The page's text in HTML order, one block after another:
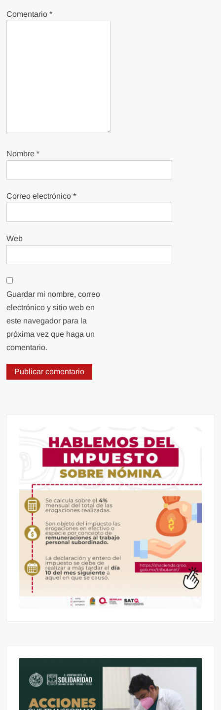
Comentario*
Nombre*
Correo electrónico*
Web
Guardar mi nombre, correo
electrónico y sitio web en
este navegador para la
próxima vez que haga un
comentario.